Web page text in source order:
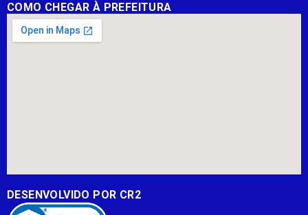
COMO CHEGAR À PREFEITURA
DESENVOLVIDO POR CR2